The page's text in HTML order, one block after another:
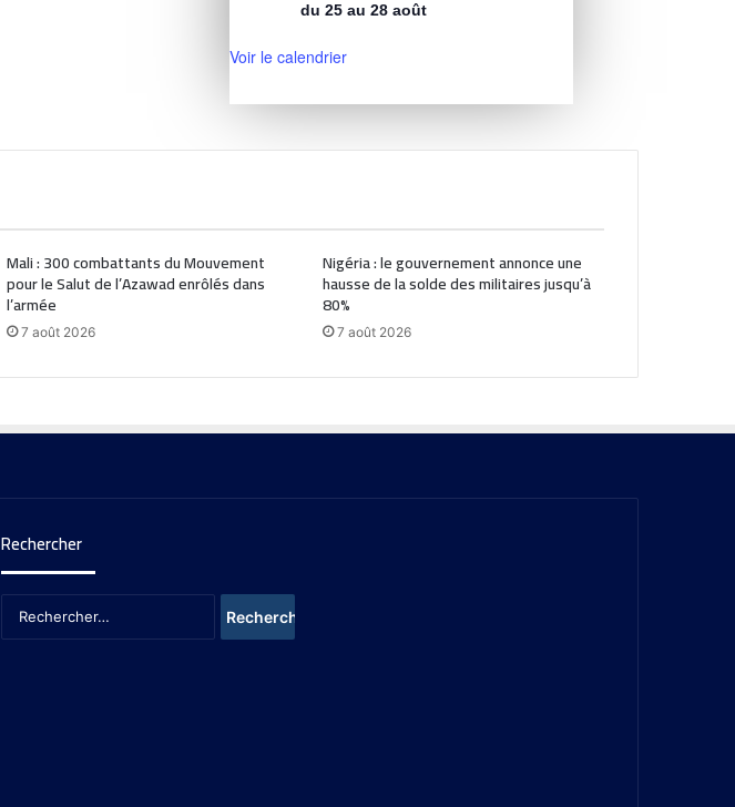
du 25 au 28 août
Voir le calendrier
Mali : 300 combattants du Mouvement
pour le Salut de l’Azawad enrôlés dans
l’armée
7 août 2026
Nigéria : le gouvernement annonce une
hausse de la solde des militaires jusqu’à
80%
7 août 2026
Rechercher